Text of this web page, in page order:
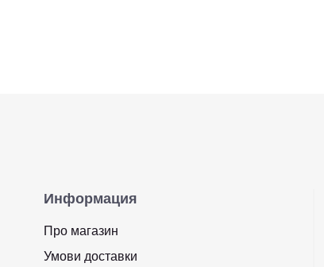
Информация
Про магазин
Умови доставки